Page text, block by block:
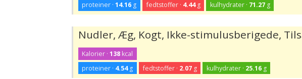
proteiner ·14.16 g fedtstoffer · 4.44g kulhydrater · 71.27g
Nudler, Æg, Kogt, Ikke-stimulusberigede,
Kalorier ·138 kcal
proteiner · 4.54g fedtstoffer · 2.07g kulhydrater · 25.16g